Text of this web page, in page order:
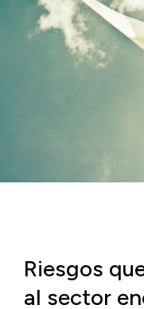
Riesgos
al sector